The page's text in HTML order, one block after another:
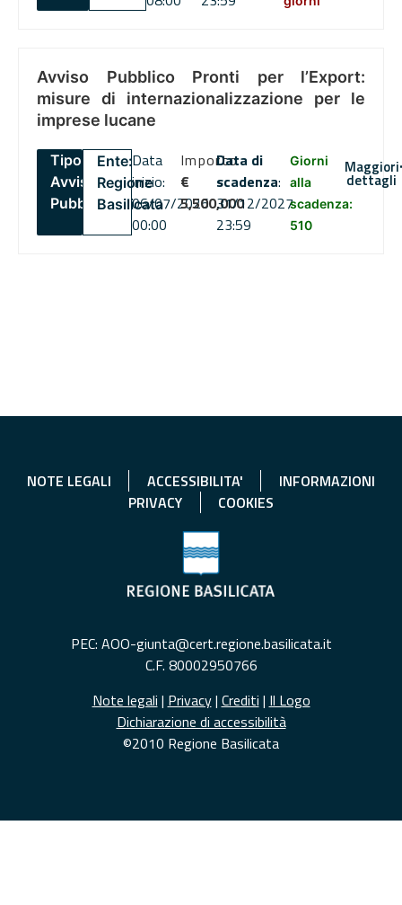
Avviso Pubblico Pronti per l’Export:
misure di internazionalizzazione per le
imprese lucane
Tipo:
Avviso
Pubblico
Ente:
Regione
Basilicata
Data
inizio:
06/07/2026
00:00
Importo
€
5,500,000
Data di
scadenza:
31/12/2027
23:59
Giorni
alla
scadenza:
510
Maggiori
dettagli
NOTE LEGALI ACCESSIBILITA'
INFORMAZIONI
PRIVACY
COOKIES
PEC: AOO-giunta@cert.regione.basilicata.it
C.F. 80002950766
Note legali | Privacy| Crediti | Il Logo
Dichiarazione di accessibilità
©2010 Regione Basilicata